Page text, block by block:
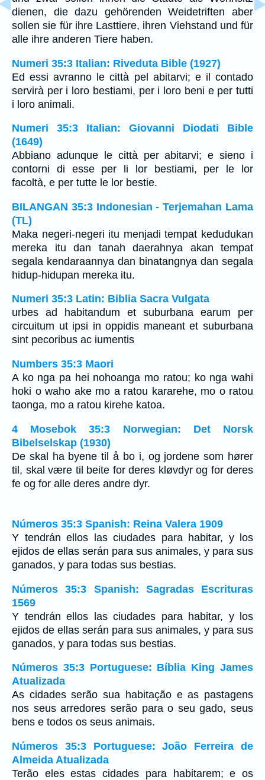
dienen, die dazu gehörenden Weidetriften aber
sollen sie für ihre Lasttiere, ihren Viehstand und für
alle ihre anderen Tiere haben.
Numeri 35:3 Italian: Riveduta Bible (1927)
Ed essi avranno le città pel abitarvi; e il contado
servirà per i loro bestiami, per i loro beni e per tutti
i loro animali.
Numeri 35:3 Italian: Giovanni Diodati Bible
(1649)
Abbiano adunque le città per abitarvi; e sieno i
contorni di esse per li lor bestiami, per le lor
facoltà, e per tutte le lor bestie.
BILANGAN 35:3 Indonesian - Terjemahan Lama
(TL)
Maka negeri-negeri itu menjadi tempat kedudukan
mereka itu dan tanah daerahnya akan tempat
segala kendaraannya dan binatangnya dan segala
hidup-hidupan mereka itu.
Numeri 35:3 Latin: Biblia Sacra Vulgata
urbes ad habitandum et suburbana earum per
circuitum ut ipsi in oppidis maneant et suburbana
sint pecoribus ac iumentis
Numbers 35:3 Maori
A ko nga pa hei nohoanga mo ratou; ko nga wahi
hoki o waho ake mo a ratou kararehe, mo o ratou
taonga, mo a ratou kirehe katoa.
4 Mosebok 35:3 Norwegian: Det Norsk
Bibelselskap (1930)
De skal ha byene til å bo i, og jordene som hører
til, skal være til beite for deres kløvdyr og for deres
fe og for alle deres andre dyr.
Números 35:3 Spanish: Reina Valera 1909
Y tendrán ellos las ciudades para habitar, y los
ejidos de ellas serán para sus animales, y para sus
ganados, y para todas sus bestias.
Números 35:3 Spanish: Sagradas Escrituras
1569
Y tendrán ellos las ciudades para habitar, y los
ejidos de ellas serán para sus animales, y para sus
ganados, y para todas sus bestias.
Números 35:3 Portuguese: Bíblia King James
Atualizada
As cidades serão sua habitação e as pastagens
nos seus arredores serão para o seu gado, seus
bens e todos os seus animais.
Números 35:3 Portuguese: João Ferreira de
Almeida Atualizada
Terão eles estas cidades para habitarem; e os